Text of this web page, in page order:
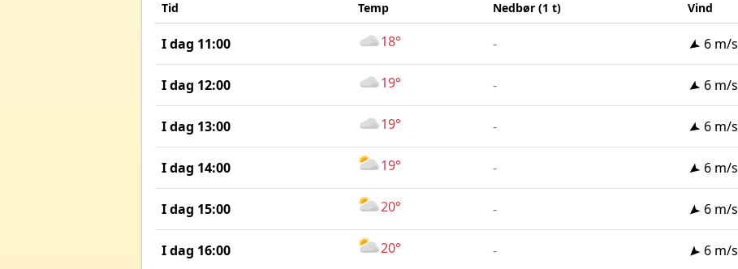
Tid Temp Nedbør (1 t) Vind
I dag 11:00 18° - 6 m/s
I dag 12:00 19° - 6 m/s
I dag 13:00 19° - 6 m/s
I dag 14:00 19° - 6 m/s
I dag 15:00 20° - 6 m/s
I dag 16:00 20° - 6 m/s